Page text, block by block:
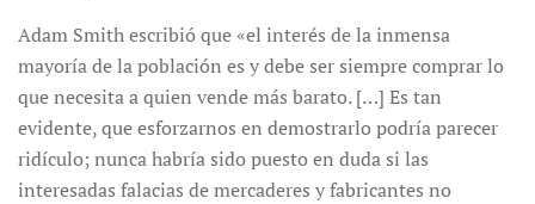
Adam Smith escribió que «el interés de la inmensa
mayoría de la población es y debe ser siempre comprar lo
que necesita a quien vende más barato. […] Es tan
evidente, que esforzarnos en demostrarlo podría parecer
ridículo; nunca habría sido puesto en duda si las
interesadas falacias de mercaderes y fabricantes no